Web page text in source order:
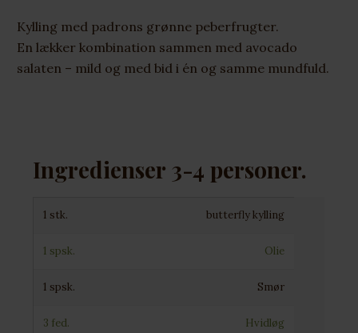
Kylling med padrons grønne peberfrugter.
En lækker kombination sammen med avocado
salaten – mild og med bid i én og samme mundfuld.
Ingredienser 3-4 personer.
1 stk. butterfly kylling
1 spsk. Olie
1 spsk. Smør
3 fed. Hvidløg